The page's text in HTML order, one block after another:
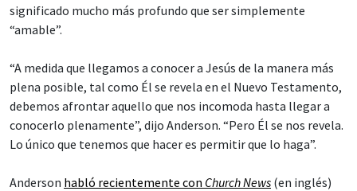
significado mucho más profundo que ser simplemente
“amable”.
“A medida que llegamos a conocer a Jesús de la manera más
plena posible, tal como Él se revela en el Nuevo Testamento,
debemos afrontar aquello que nos incomoda hasta llegar a
conocerlo plenamente”, dijo Anderson. “Pero Él se nos revela.
Lo único que tenemos que hacer es permitir que lo haga”.
Anderson habló recientemente con Church News (en inglés)